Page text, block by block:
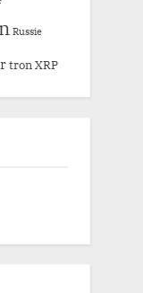
Russie
tronXRP